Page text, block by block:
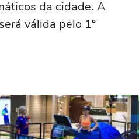
da cidade. A
válida pelo 1º